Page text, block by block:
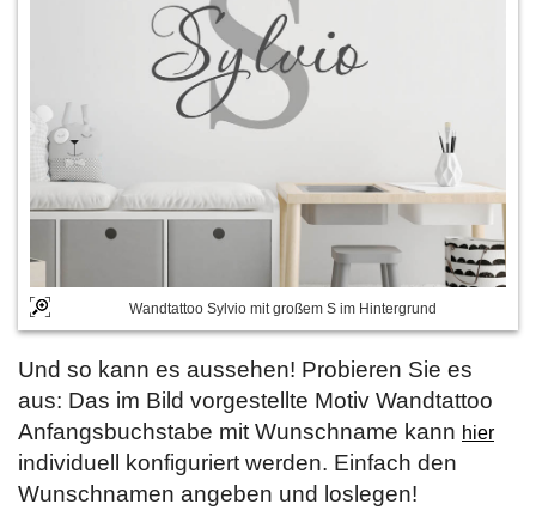
Wandtattoo Sylvio mit großem S im Hintergrund
Und so kann es aussehen! Probieren Sie es
aus: Das im Bild vorgestellte Motiv Wandtattoo
Anfangsbuchstabe mit Wunschname kann hier
individuell konfiguriert werden. Einfach den
Wunschnamen angeben und loslegen!